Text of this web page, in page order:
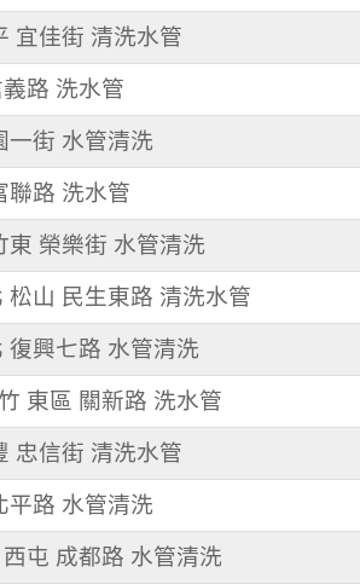
宜佳街 清洗水管
路 洗水管
一街 水管清洗
聯路 洗水管
東 榮樂街 水管清洗
松山 民生東路 清洗水管
復興七路 水管清洗
東區 關新路 洗水管
忠信街 清洗水管
平路 水管清洗
屯 成都路 水管清洗